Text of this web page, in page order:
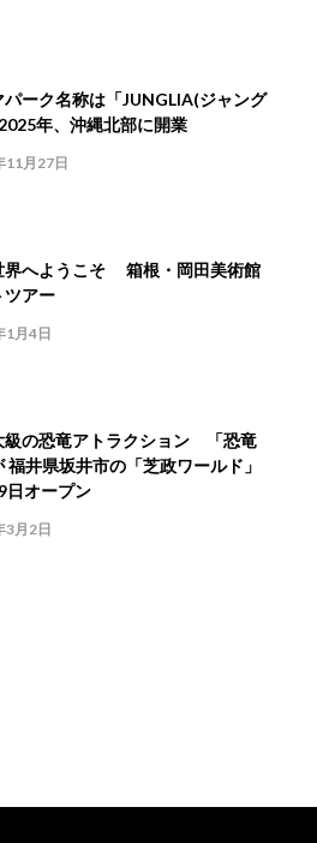
パーク名称は「JUNGLIA(ジャング
年、沖縄北部に開業
11月27日
界へようこそ 箱根・岡田美術館
ツアー
1月4日
級の恐竜アトラクション 「恐竜
福井県坂井市の「芝政ワールド」
日オープン
3月2日